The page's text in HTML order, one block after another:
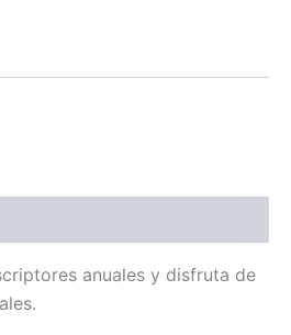
anuales y disfruta de